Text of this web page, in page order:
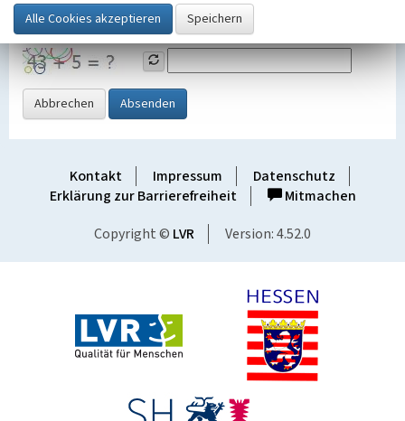
SicherheitsabfrageTragen Sie unten das Rechenergebnis aus der
Grafik ein
Abbrechen Absenden
Kontakt Impressum
Datenschutz
Erklärung zur Barrierefreiheit
Mitmachen
Copyright © LVR Version: 4.52.0